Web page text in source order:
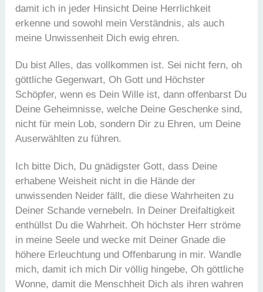
damit ich in jeder Hinsicht Deine Herrlichkeit
erkenne und sowohl mein Verständnis, als auch
meine Unwissenheit Dich ewig ehren.
Du bist Alles, das vollkommen ist. Sei nicht fern, oh
göttliche Gegenwart, Oh Gott und Höchster
Schöpfer, wenn es Dein Wille ist, dann offenbarst Du
Deine Geheimnisse, welche Deine Geschenke sind,
nicht für mein Lob, sondern Dir zu Ehren, um Deine
Auserwählten zu führen.
Ich bitte Dich, Du gnädigster Gott, dass Deine
erhabene Weisheit nicht in die Hände der
unwissenden Neider fällt, die diese Wahrheiten zu
Deiner Schande vernebeln. In Deiner Dreifaltigkeit
enthüllst Du die Wahrheit. Oh höchster Herr ströme
in meine Seele und wecke mit Deiner Gnade die
höhere Erleuchtung und Offenbarung in mir. Wandle
mich, damit ich mich Dir völlig hingebe, Oh göttliche
Wonne, damit die Menschheit Dich als ihren wahren